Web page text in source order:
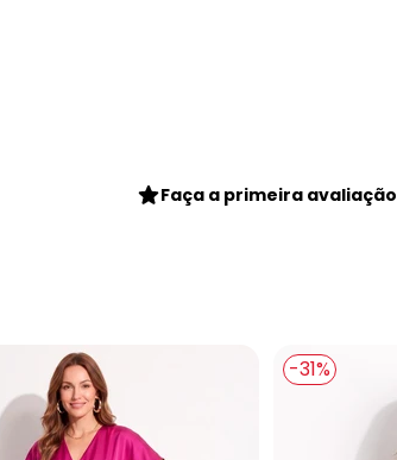
Faça a primeira avaliação
-31%